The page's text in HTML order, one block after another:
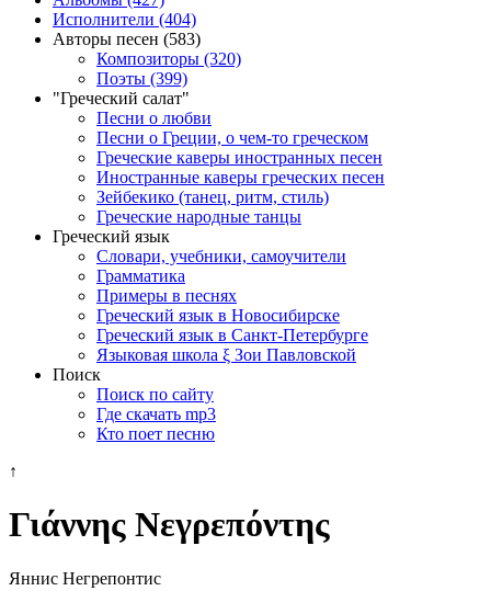
Исполнители (404)
Авторы песен (583)
Композиторы (320)
Поэты (399)
"Греческий салат"
Песни о любви
Песни о Греции, о чем-то греческом
Греческие каверы иностранных песен
Иностранные каверы греческих песен
Зейбекико (танец, ритм, стиль)
Греческие народные танцы
Греческий язык
Словари, учебники, самоучители
Грамматика
Примеры в песнях
Греческий язык в Новосибирске
Греческий язык в Санкт-Петербурге
Языковая школа ξ Зои Павловской
Поиск
Поиск по сайту
Где скачать mp3
Кто поет песню
↑
Γιάννης Νεγρεπόντης
Яннис Негрепонтис